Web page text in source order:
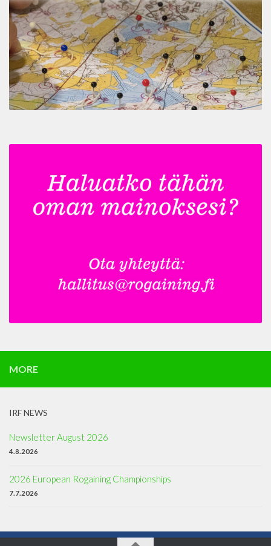
MORE
IRF NEWS
Newsletter August 2026
4.8.2026
2026 European Rogaining Championships
7.7.2026